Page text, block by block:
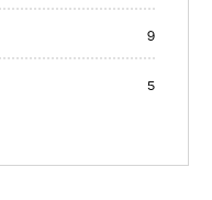
9
5